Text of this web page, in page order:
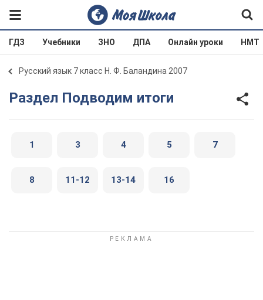
ГДЗ Учебники ЗНО ДПА Онлайн уроки НМТ
Русский язык 7 класс Н. Ф. Баландина 2007
Раздел Подводим итоги
1 3 4 5 7
8 11-12 13-14 16